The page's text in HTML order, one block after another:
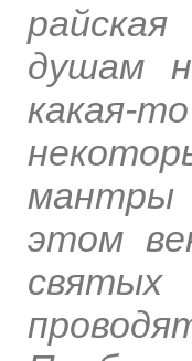
душам
какая-
мантры
этом